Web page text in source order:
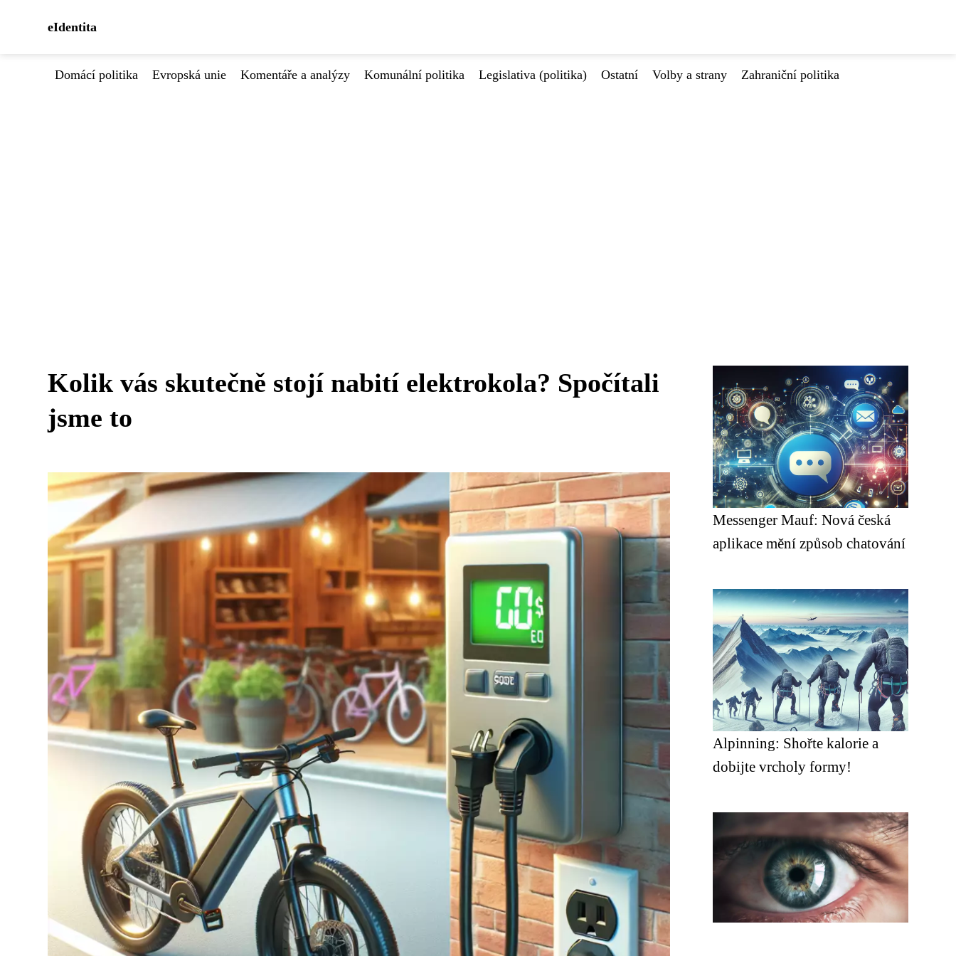
eIdentita
Domácí politika Evropská unie Komentáře a analýzy Komunální politika Legislativa (politika) Ostatní Volby a strany Zahraniční politika
Kolik vás skutečně stojí nabití elektrokola? Spočítali
jsme to
Messenger Mauf: Nová česká
aplikace mění způsob chatování
Alpinning: Shořte kalorie a
dobijte vrcholy formy!